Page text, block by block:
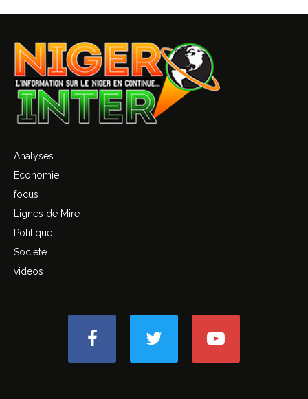
Analyses
Economie
focus
Lignes de Mire
Politique
Societe
videos